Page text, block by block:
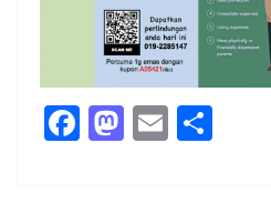
F M E